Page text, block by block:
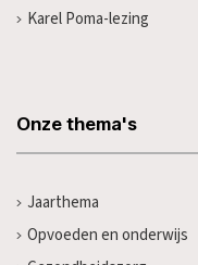
Karel Poma-lezing
Onze thema's
Jaarthema
Opvoeden en onderwijs